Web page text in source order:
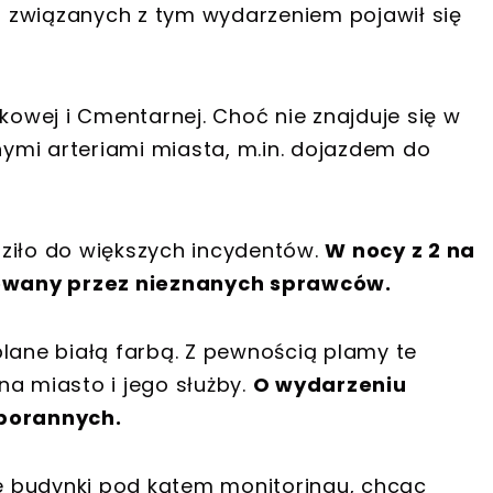
z tym wydarzeniem pojawił się
i Cmentarnej. Choć nie znajduje się w
arteriami miasta, m.in. dojazdem do
do większych incydentów.W nocy z 2 na
przez nieznanych sprawców.
białą farbą. Z pewnością plamy te
miasto i jego służby. O wydarzeniu
budynki pod kątem monitoringu, chcąc